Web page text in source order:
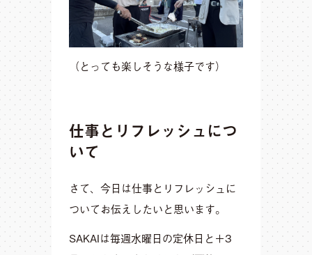
（とっても楽しそうな様子です）
仕事とリフレッシュにつ
いて
さて、今日は仕事とリフレッシュに
ついてお伝えしたいと思います。
SAKAIは毎週水曜日の定休日と＋3